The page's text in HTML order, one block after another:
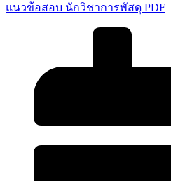
แนวข้อสอบ นักวิชาการพัสดุ PDF